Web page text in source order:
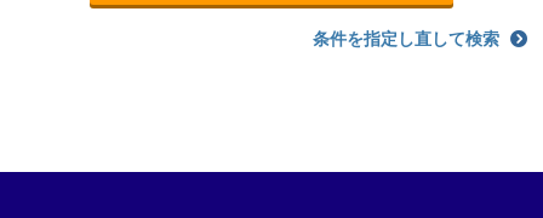
条件を指定し直して検索